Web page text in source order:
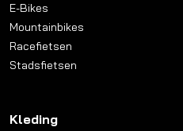
E-Bikes
Mountainbikes
Racefietsen
Stadsfietsen
Kleding